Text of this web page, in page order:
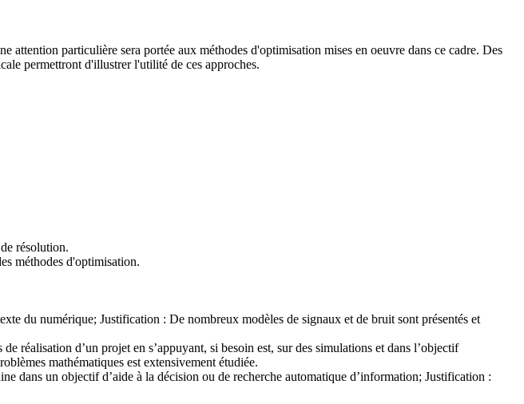
particulière sera portée aux méthodes d'optimisation mises en oeuvre dans ce cadre. Des
permettront d'illustrer l'utilité de ces approches.
résolution.
méthodes d'optimisation.
du numérique; Justification : De nombreux modèles de signaux et de bruit sont présentés et
réalisation d’un projet en s’appuyant, si besoin est, sur des simulations et dans l’objectif
mathématiques est extensivement étudiée.
dans un objectif d’aide à la décision ou de recherche automatique d’information; Justification :